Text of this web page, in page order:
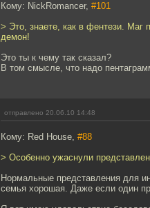
Кому: NickRomancer, #101
> Это, знаете, как в фентези. Маг
демон!
Это ты к чему так сказал?
В том смысле, что надо
отправлено 20.06.10 14:48
Кому: Red House, #88
> Особенно ужаснули
Нормальные представления для
семья хорошая. Даже если один